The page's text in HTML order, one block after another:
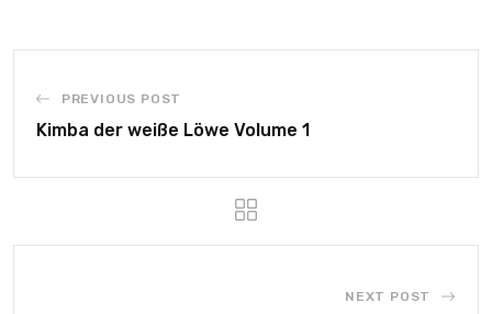
PREVIOUS POST
Kimba der weiße Löwe Volume 1
NEXT POST